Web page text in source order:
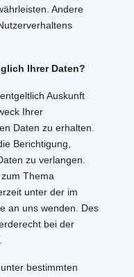
Andere
Ihrer Daten?
Auskunft
Ihrer
Daten zu erhalten.
Berichtigung,
zu verlangen.
Thema
unter der im
an uns wenden. Des
bei der
bestimmten